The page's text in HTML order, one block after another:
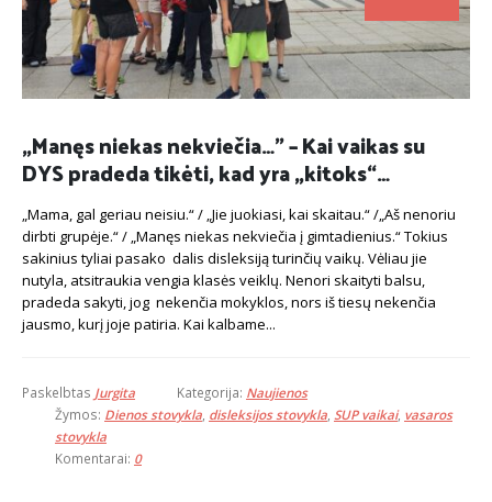
„Manęs niekas nekviečia…” – Kai vaikas su
DYS pradeda tikėti, kad yra „kitoks“…
„Mama, gal geriau neisiu.“ / „Jie juokiasi, kai skaitau.“ /„Aš nenoriu
dirbti grupėje.“ / „Manęs niekas nekviečia į gimtadienius.“ Tokius
sakinius tyliai pasako dalis disleksiją turinčių vaikų. Vėliau jie
nutyla, atsitraukia vengia klasės veiklų. Nenori skaityti balsu,
pradeda sakyti, jog nekenčia mokyklos, nors iš tiesų nekenčia
jausmo, kurį joje patiria. Kai kalbame...
Paskelbtas Jurgita Kategorija: Naujienos
Žymos: Dienos stovykla disleksijos stovykla SUP vaikai, vasaros
stovykla
Komentarai: 0